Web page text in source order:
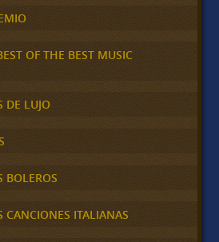
OF THE BEST MUSIC
DE LUJO
BOLEROS
CANCIONES ITALIANAS